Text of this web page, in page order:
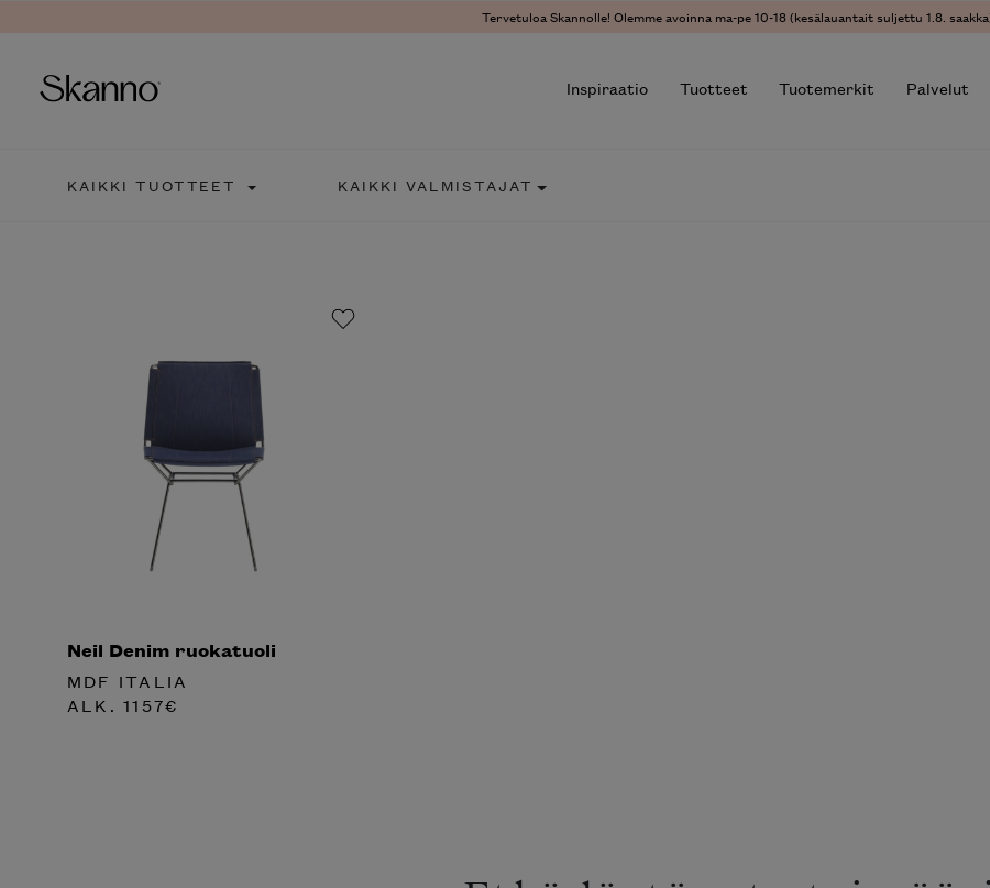
Tervetuloa Skannolle! Olemme avoinna ma-pe 10-18 (kesälauantait suljettu 1.8.
Inspiraatio Tuotteet Tuotemerkit Palvelut
KAIKKI TUOTTEET KAIKKI VALMISTAJAT
Neil Denim ruokatuoli
MDF ITALIA
ALK.1157€